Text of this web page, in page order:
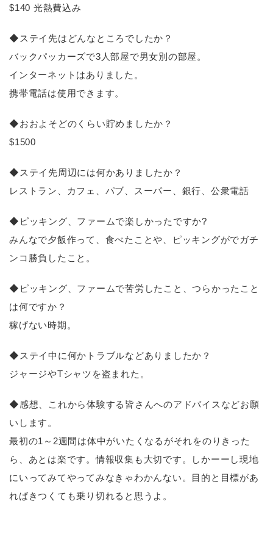
$140 光熱費込み
◆ステイ先はどんなところでしたか？
バックパッカーズで3人部屋で男女別の部屋。
インターネットはありました。
携帯電話は使用できます。
◆おおよそどのくらい貯めましたか？
$1500
◆ステイ先周辺には何かありましたか？
レストラン、カフェ、パブ、スーパー、銀行、公衆電話
◆ピッキング、ファームで楽しかったですか?
みんなで夕飯作って、食べたことや、ピッキングがでガチ
ンコ勝負したこと。
◆ピッキング、ファームで苦労したこと、つらかったこと
は何ですか？
稼げない時期。
◆ステイ中に何かトラブルなどありましたか？
ジャージやTシャツを盗まれた。
◆感想、これから体験する皆さんへのアドバイスなどお願
いします。
最初の1～2週間は体中がいたくなるがそれをのりきった
ら、あとは楽です。情報収集も大切です。しかーーし現地
にいってみてやってみなきゃわかんない。目的と目標があ
ればきつくても乗り切れると思うよ。